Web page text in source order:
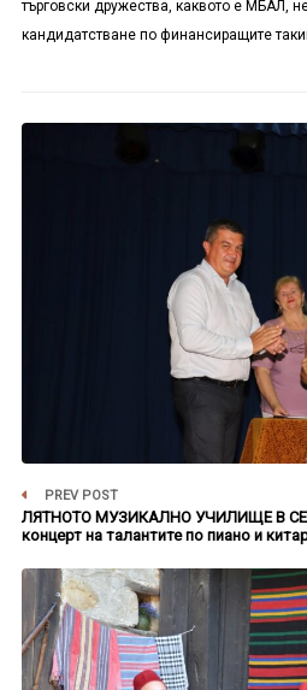
търговски дружества, каквото е МБАЛ,
кандидатстване по финансиращите
PREV POST
ЛЯТНОТО МУЗИКАЛНО УЧИЛИЩЕ В
концерт на талантите по пиано и